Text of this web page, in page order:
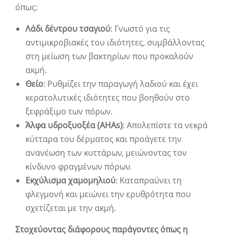
όπως:
Λάδι δέντρου τσαγιού: Γνωστό για τις
αντιμικροβιακές του ιδιότητες, συμβάλλοντας
στη μείωση των βακτηρίων που προκαλούν
ακμή.
Θείο: Ρυθμίζει την παραγωγή λαδιού και έχει
κερατολυτικές ιδιότητες που βοηθούν στο
ξεφράξιμο των πόρων.
Άλφα υδροξυοξέα (AHAs): Απολεπίστε τα νεκρά
κύτταρα του δέρματος και προάγετε την
ανανέωση των κυττάρων, μειώνοντας τον
κίνδυνο φραγμένων πόρων.
Εκχύλισμα χαμομηλιού: Καταπραΰνει τη
φλεγμονή και μειώνει την ερυθρότητα που
σχετίζεται με την ακμή.
Στοχεύοντας διάφορους παράγοντες όπως η